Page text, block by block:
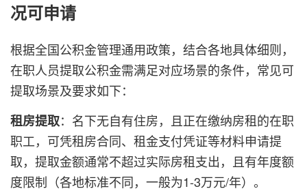
况可申请
根据全国公积金管理通用政策，结合各地具体细则，
在职人员提取公积金需满足对应场景的条件，常见可
提取场景及要求如下：
租房提取：名下无自有住房，且正在缴纳房租的在职
职工，可凭租房合同、租金支付凭证等材料申请提
取，提取金额通常不超过实际房租支出，且有年度额
度限制（各地标准不同，一般为1-3万元/年）。